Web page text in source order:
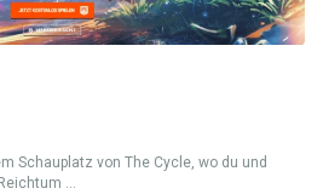
Schauplatz von The Cycle, wo du und
...